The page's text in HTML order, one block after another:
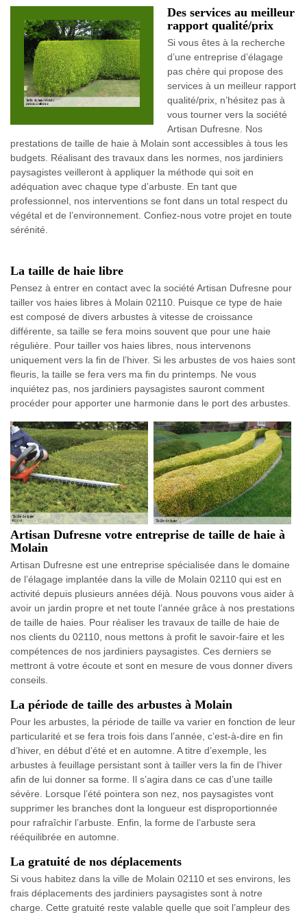
Des services au meilleur
rapport qualité/prix
Si vous êtes à la recherche
d’une entreprise d’élagage
pas chère qui propose des
services à un meilleur rapport
qualité/prix, n’hésitez pas à
vous tourner vers la société
Artisan Dufresne. Nos
prestations de taille de haie à Molain sont accessibles à tous les
budgets. Réalisant des travaux dans les normes, nos jardiniers
paysagistes veilleront à appliquer la méthode qui soit en
adéquation avec chaque type d’arbuste. En tant que
professionnel, nos interventions se font dans un total respect du
végétal et de l’environnement. Confiez-nous votre projet en toute
sérénité.
La taille de haie libre
Pensez à entrer en contact avec la société Artisan Dufresne pour
tailler vos haies libres à Molain 02110. Puisque ce type de haie
est composé de divers arbustes à vitesse de croissance
différente, sa taille se fera moins souvent que pour une haie
régulière. Pour tailler vos haies libres, nous intervenons
uniquement vers la fin de l’hiver. Si les arbustes de vos haies sont
fleuris, la taille se fera vers ma fin du printemps. Ne vous
inquiétez pas, nos jardiniers paysagistes sauront comment
procéder pour apporter une harmonie dans le port des arbustes.
Artisan Dufresne votre entreprise de taille de haie à
Molain
Artisan Dufresne est une entreprise spécialisée dans le domaine
de l’élagage implantée dans la ville de Molain 02110 qui est en
activité depuis plusieurs années déjà. Nous pouvons vous aider à
avoir un jardin propre et net toute l’année grâce à nos prestations
de taille de haies. Pour réaliser les travaux de taille de haie de
nos clients du 02110, nous mettons à profit le savoir-faire et les
compétences de nos jardiniers paysagistes. Ces derniers se
mettront à votre écoute et sont en mesure de vous donner divers
conseils.
La période de taille des arbustes à Molain
Pour les arbustes, la période de taille va varier en fonction de leur
particularité et se fera trois fois dans l’année, c’est-à-dire en fin
d’hiver, en début d’été et en automne. A titre d’exemple, les
arbustes à feuillage persistant sont à tailler vers la fin de l’hiver
afin de lui donner sa forme. Il s’agira dans ce cas d’une taille
sévère. Lorsque l’été pointera son nez, nos paysagistes vont
supprimer les branches dont la longueur est disproportionnée
pour rafraîchir l’arbuste. Enfin, la forme de l’arbuste sera
rééquilibrée en automne.
La gratuité de nos déplacements
Si vous habitez dans la ville de Molain 02110 et ses environs, les
frais déplacements des jardiniers paysagistes sont à notre
charge. Cette gratuité reste valable quelle que soit l’ampleur des